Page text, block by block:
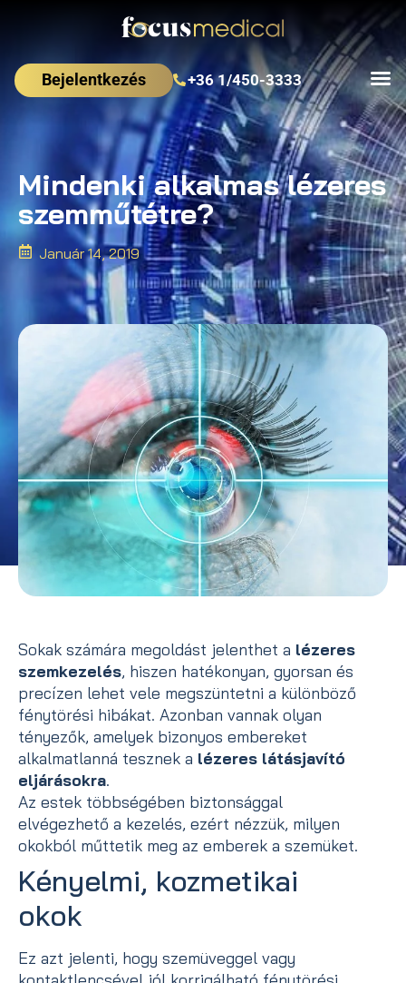
Bejelentkezés +36 1/450-3333
Mindenki alkalmas lézeres
szemműtétre?
Január 14, 2019
Sokak számára megoldást jelenthet a lézeres
szemkezelés, hiszen hatékonyan, gyorsan és
precízen lehet vele megszüntetni a különböző
fénytörési hibákat. Azonban vannak olyan
tényezők, amelyek bizonyos embereket
alkalmatlanná tesznek a lézeres látásjavító
eljárásokra.
Az estek többségében biztonsággal
elvégezhető a kezelés, ezért nézzük, milyen
okokból műttetik meg az emberek a szemüket.
Kényelmi, kozmetikai
okok
Ez azt jelenti, hogy szemüveggel vagy